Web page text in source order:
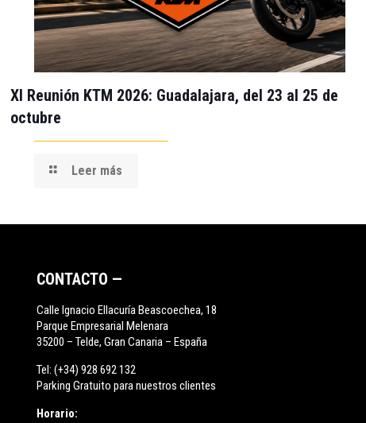
XI Reunión KTM 2026: Guadalajara, del 23 al 25 de
octubre
Leer más
CONTACTO —
Calle Ignacio Ellacuría Beascoechea, 18
Parque Empresarial Melenara
35200 – Telde, Gran Canaria – España
Tel:(+34) 928 692 132
Parking Gratuito para nuestros clientes
Horario: